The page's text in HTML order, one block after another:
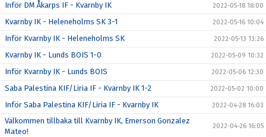
Inför DM Åkarps IF - Kvarnby IK 2022-05-18 18:00
Kvarnby IK - Heleneholms SK 3-1 2022-05-16 10:04
Inför Kvarnby IK - Heleneholms SK 2022-05-13 13:26
Kvarnby IK - Lunds BOIS 1-0 2022-05-09 10:32
Inför Kvarnby IK - Lunds BOIS 2022-05-06 12:30
Saba Palestina KIF/Liria IF - Kvarnby IK 1-2 2022-05-02 10:00
Inför Saba Palestina KIF/Liria IF - Kvarnby IK 2022-04-28 16:03
Välkommen tillbaka till Kvarnby IK, Emerson Gonzalez
Mateo!
2022-04-26 16:05